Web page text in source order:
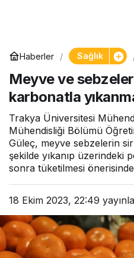
Haberler Sağlık
Meyve ve
karbonatla
Trakya Üniversitesi
Mühendisliği Bölümü
Güleç, meyve sebzelerin
şekilde yıkanıp üzerindeki
sonra tüketilmesi
18 Ekim 2023, 22:49